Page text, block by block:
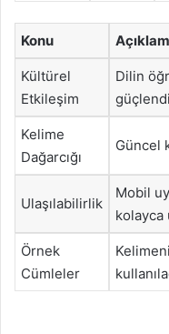
Konu
Kültürel
Etkileşim
Dilin
Kelime
Dağarcığı
Güncel
Ulaşılabilirlik
Mobil
kolayca
Örnek
Cümleler